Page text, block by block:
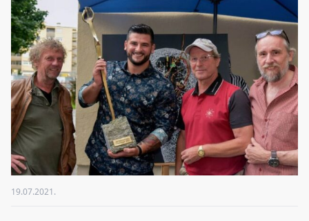
19.07.2021.